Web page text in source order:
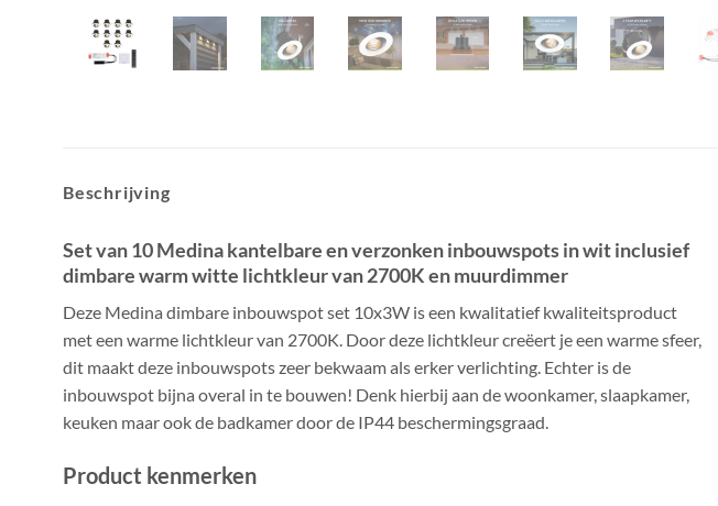
Beschrijving
Set van 10 Medina kantelbare en verzonken inbouwspots in wit inclusief
dimbare warm witte lichtkleur van 2700K en muurdimmer
Deze Medina dimbare inbouwspot set 10x3W is een kwalitatief kwaliteitsproduct
met een warme lichtkleur van 2700K. Door deze lichtkleur creëert je een warme sfeer,
dit maakt deze inbouwspots zeer bekwaam als erker verlichting. Echter is de
inbouwspot bijna overal in te bouwen! Denk hierbij aan de woonkamer, slaapkamer,
keuken maar ook de badkamer door de IP44 beschermingsgraad.
Product kenmerken